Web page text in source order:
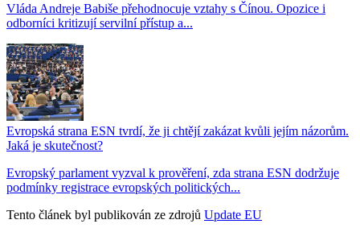
Vláda Andreje Babiše přehodnocuje vztahy s Čínou. Opozice i
odborníci kritizují servilní přístup a...
Evropská strana ESN tvrdí, že ji chtějí zakázat kvůli jejím názorům.
Jaká je skutečnost?
Evropský parlament vyzval k prověření, zda strana ESN dodržuje
podmínky registrace evropských politických...
Tento článek byl publikován ze zdrojů Update EU